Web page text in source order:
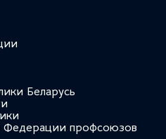
Беларусь
профсоюзов